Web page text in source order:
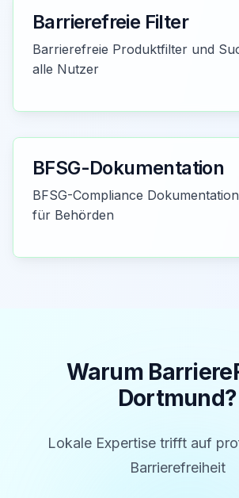
Barrierefreie Filter
Barrierefreie Produktfilter und
alle Nutzer
BFSG-Dokumentation
BFSG-Compliance
für Behörden
Warum
Dortmund?
Lokale Expertise trifft auf
Barrierefreiheit